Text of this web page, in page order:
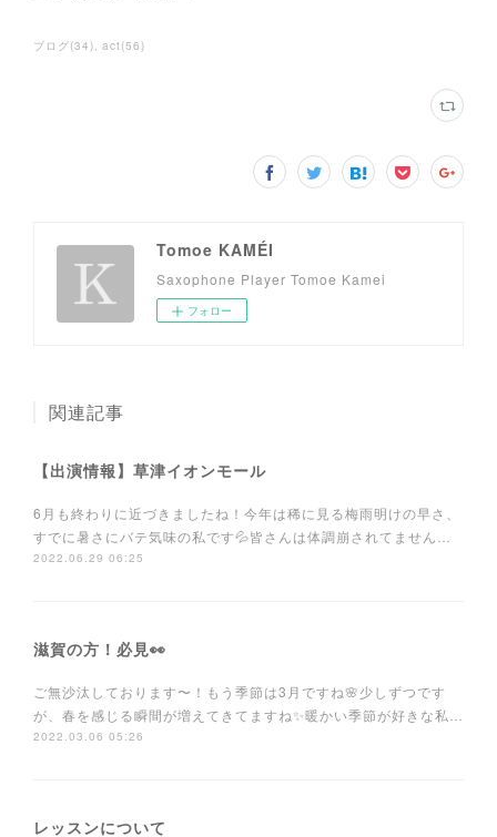
ブログ(34) act(56)
Tomoe KAMÉI
Saxophone Player Tomoe Kamei
フォロー
関連記事
【出演情報】草津イオンモール
6月も終わりに近づきましたね！今年は稀に見る梅雨明けの早さ、
すでに暑さにバテ気味の私です💦皆さんは体調崩されてません…
2022.06.29 06:25
滋賀の方！必見👀
ご無沙汰しております〜！もう季節は3月ですね🌸少しずつです
が、春を感じる瞬間が増えてきてますね✨暖かい季節が好きな私…
2022.03.06 05:26
レッスンについて